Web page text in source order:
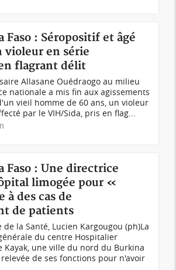
Faso : Séropositif et âgé
violeur en série
flagrant délit
Allasane Ouédraogo au milieu
nationale a mis fin aux agissements
vieil homme de 60 ans, un violeur
par le VIH/Sida, pris en flag...
Faso : Une directrice
limogée pour «
des cas de
de patients
de la Santé, Lucien Kargougou (ph)La
du centre Hospitalier
Kayak, une ville du nord du Burkina
relevée de ses fonctions pour n'avoir